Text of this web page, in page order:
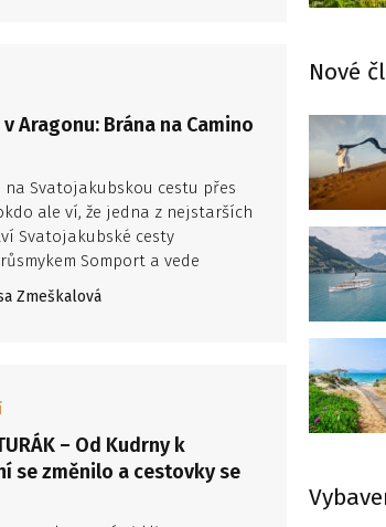
Aragonu: Brána na Camino
Svatojakubskou cestu přes
ale ví, že jedna z nejstarších
Svatojakubské cesty
Somport a vede
města, románské památky,
atmosféra dělají z této trasy
Zmeškalová
– Od Kudrny k
se změnilo a cestovky se
Nové